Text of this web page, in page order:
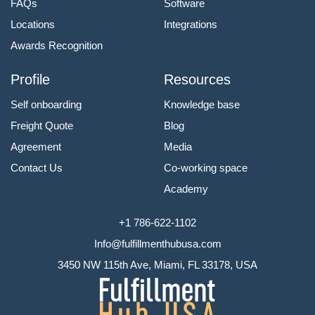
FAQs
Locations
Awards Recognition
Software
Integrations
Profile
Self onboarding
Freight Quote
Agreement
Contact Us
Resources
Knowledge base
Blog
Media
Co-working space
Academy
+1 786-622-1102
Info@fulfillmenthubusa.com
3450 NW 115th Ave, Miami, FL 33178, USA